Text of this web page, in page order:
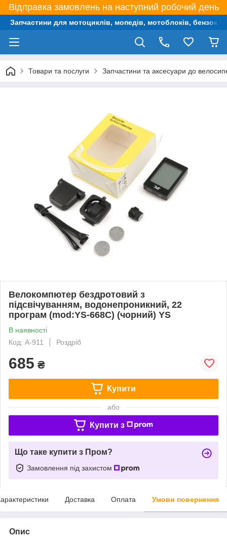
Відправка замовлень на наступний робочий день
Запчастини для мотоциклів, мопедів, мотоблоків,
Товари та послуги Запчастини та аксесуари до
Велокомпютер бездротовий з
підсвічуванням, водонепроникний, 22
програм (mod:YS-668С) (чорний) YS
В наявності
Код: A-911
Роздріб
685 ₴
Купити
або
Купити з
Що таке купити з Пром?
Замовлення під захистом
Доставка Оплата Умови повернення
Опис